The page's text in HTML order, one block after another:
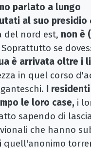
parlato a lungo
al suo presidio
del nord est, non è
se
è arrivata oltre i
in quel corso
I
le loro case, i
sapendo di
che hanno
quell'anonimo